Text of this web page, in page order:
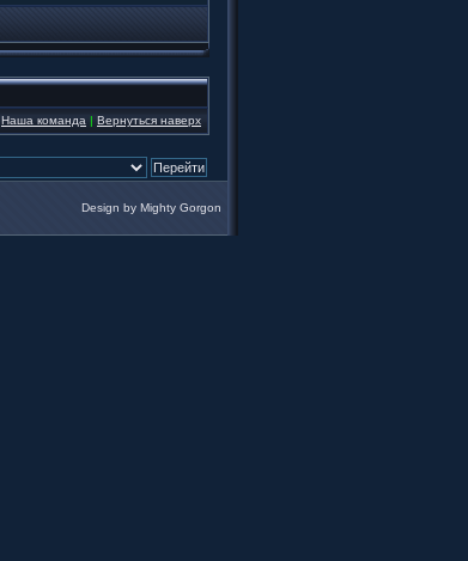
Наша команда | Вернуться наверх
Design by Mighty Gorgon